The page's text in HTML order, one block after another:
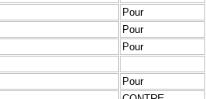
Pour
Pour
Pour
Pour